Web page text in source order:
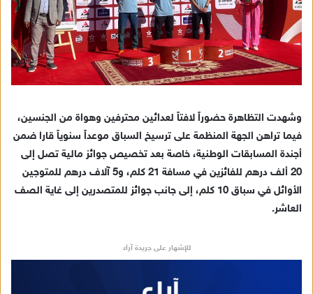
وشهدت التظاهرة حضوراً لافتاً لعدائين محترفين وهواة من الجنسين،
فيما تراهن الجهة المنظمة على ترسيخ السباق موعداً سنوياً قارا ضمن
أجندة المسابقات الوطنية، خاصة بعد تخصيص جوائز مالية تصل إلى
20 ألف درهم للفائزين في مسافة 21 كلم، و5 آلاف درهم للمتوجين
الأوائل في سباق 10 كلم، إلى جانب جوائز للمتصدرين إلى غاية الصف
العاشر.
للإشهار على جريدة آراء